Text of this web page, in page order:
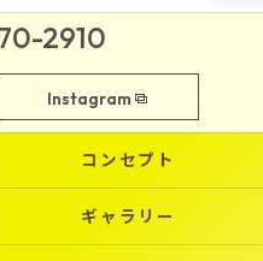
2910
Instagram
コンセプト
ギャラリー